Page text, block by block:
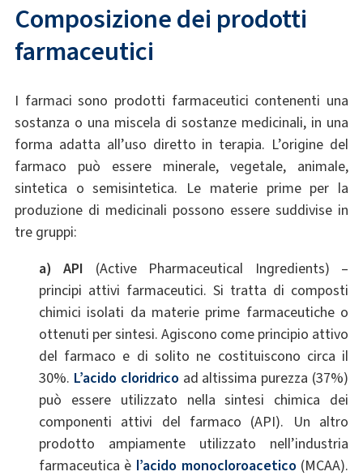
Composizione dei prodotti
farmaceutici
I farmaci sono prodotti farmaceutici contenenti una
sostanza o una miscela di sostanze medicinali, in una
forma adatta all’uso diretto in terapia. L’origine del
farmaco può essere minerale, vegetale, animale,
sintetica o semisintetica. Le materie prime per la
produzione di medicinali possono essere suddivise in
tre gruppi:
a) API (Active Pharmaceutical Ingredients) –
principi attivi farmaceutici. Si tratta di composti
chimici isolati da materie prime farmaceutiche o
ottenuti per sintesi. Agiscono come principio attivo
del farmaco e di solito ne costituiscono circa il
30%. L’acido cloridricoad altissima purezza (37%)
può essere utilizzato nella sintesi chimica dei
componenti attivi del farmaco (API). Un altro
prodotto ampiamente utilizzato nell’industria
farmaceutica è l’acido monocloroacetico(MCAA).